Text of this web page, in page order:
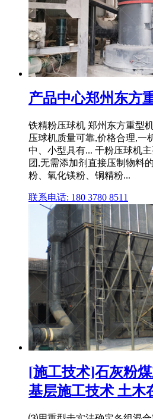
产品中心郑州东方
铁精粉压球机 郑州东方重型
压球机质量可靠,价格合理,一
中、小型具有... 干粉压球机
团,无需添加剂直接压制物料
粉、氧化镁粉、铜精粉...
联系电话: 180 3780 8511
[施工技术]石灰粉
基层施工技术 土木